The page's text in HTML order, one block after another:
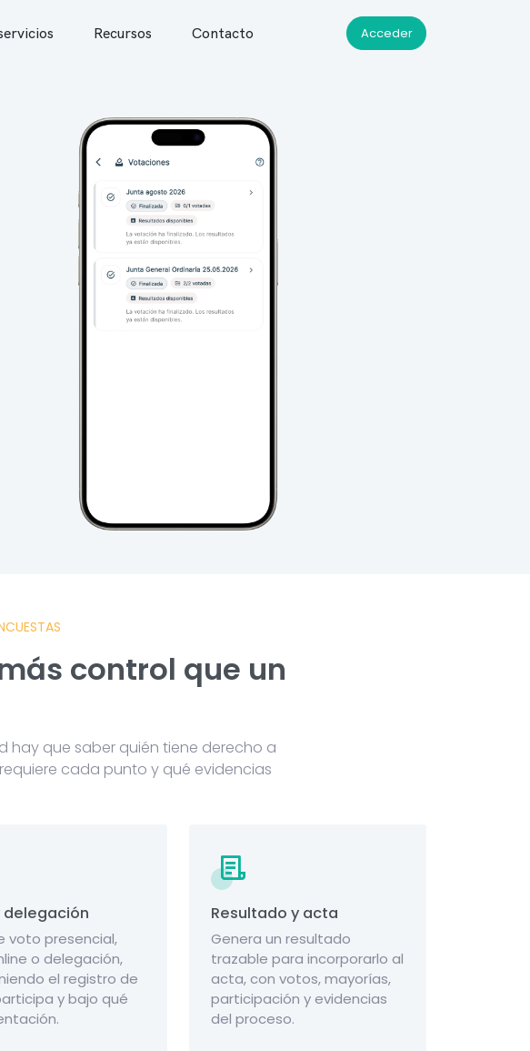
Recursos Contacto Acceder
control que un
hay que saber quién tiene derecho a
cada punto y qué evidencias
delegación
voto presencial,
o delegación,
el registro de
y bajo qué
Resultado y acta
Genera un resultado
trazable para incorporarlo al
acta, con votos, mayorías,
participación y evidencias
del proceso.